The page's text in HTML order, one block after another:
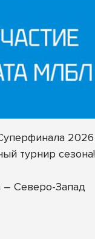
турнир сезона!
– Северо-Запад